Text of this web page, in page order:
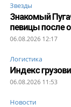
Звезды
Знакомый
певицы после
06.08.2026 12:17
Логистика
Индекс
06.08.2026 11:53
Новости